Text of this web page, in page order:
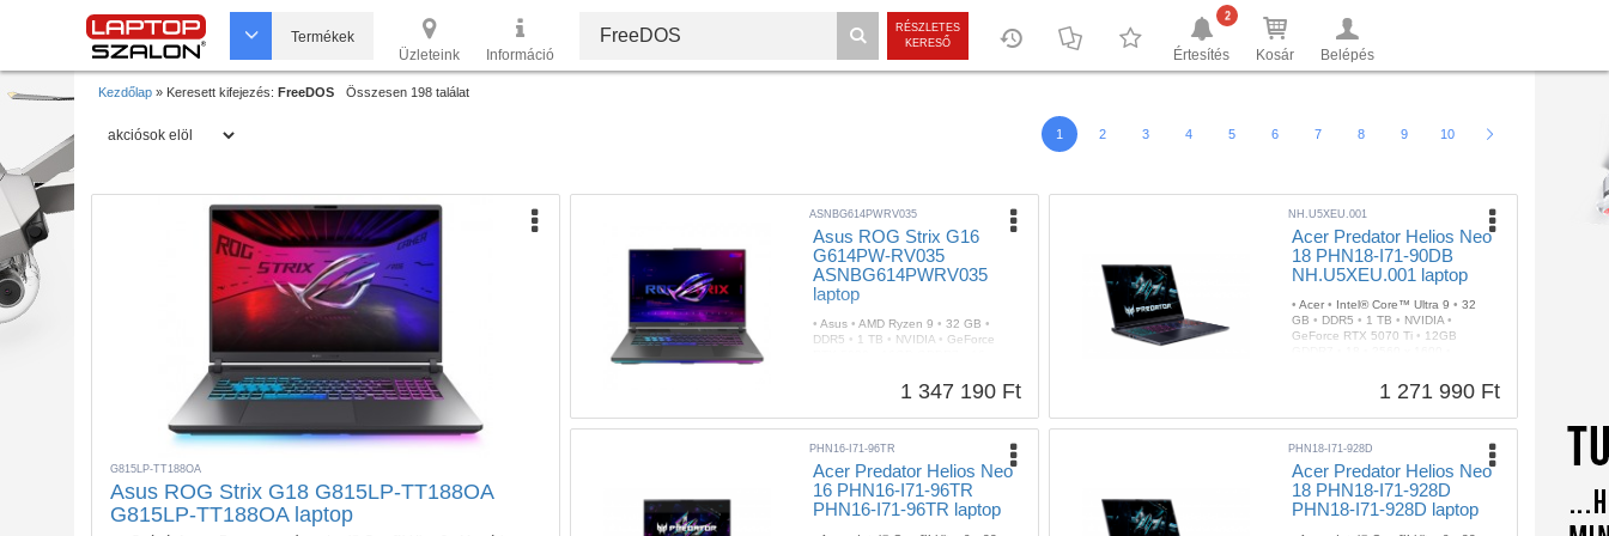
Termékek
Üzleteink
Információ
RÉSZLETES
KERESŐ
Értesítés
2
Kosár Belépés
Kezdőlap » Keresett kifejezés: FreeDOS Összesen 198 találat
1 2 3 4 5 6 7 8 9 10
G815LP-TT188OA
Asus ROG Strix G18 G815LP-TT188OA
G815LP-TT188OA laptop
ASNBG614PWRV035
Asus ROG Strix G16
G614PW-RV035
ASNBG614PWRV035
laptop
• Asus • AMD Ryzen 9 • 32 GB •
DDR5 • 1 TB • NVIDIA • GeForce
RGB • Szürke • Igen
1 347 190 Ft
NH.U5XEU.001
Acer Predator Helios Neo
18 PHN18-I71-90DB
NH.U5XEU.001 laptop
• Acer • Intel® Core™ Ultra 9 • 32
GB • DDR5 • 1 TB • NVIDIA •
GeForce RTX 5070 Ti • 12GB
RGB • Fekete • 3,00
1 271 990 Ft
PHN16-I71-96TR
Acer Predator Helios Neo
16 PHN16-I71-96TR
PHN16-I71-96TR laptop
PHN18-I71-928D
Acer Predator Helios Neo
18 PHN18-I71-928D
PHN18-I71-928D laptop